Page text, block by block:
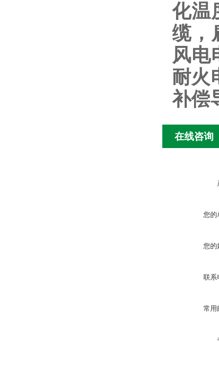
化温
缆，
风电
耐火
补偿
在线咨询
您的
您的
联系
常用